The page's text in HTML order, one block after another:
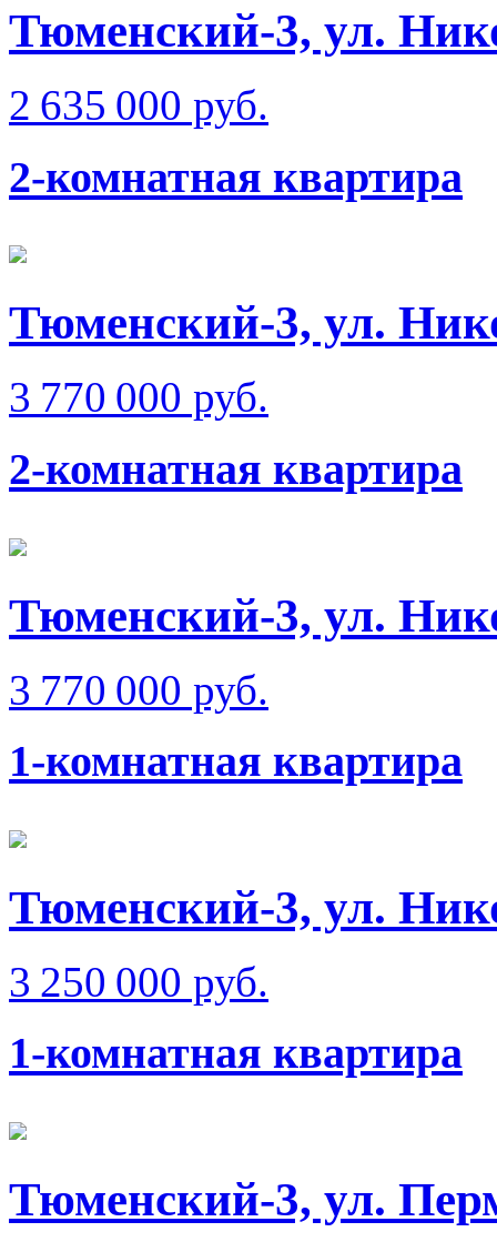
Тюменский-3, ул.
2 635 000 руб.
2-комнатная квартира
Тюменский-3, ул.
3 770 000 руб.
2-комнатная квартира
Тюменский-3, ул.
3 770 000 руб.
1-комнатная квартира
Тюменский-3, ул.
3 250 000 руб.
1-комнатная квартира
Тюменский-3, ул.